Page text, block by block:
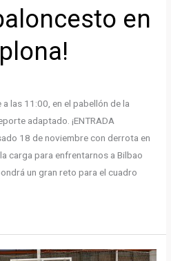
en
las 11:00, en el pabellón de la
adaptado. ¡ENTRADA
18 de noviembre con derrota en
carga para enfrentarnos a Bilbao
un gran reto para el cuadro